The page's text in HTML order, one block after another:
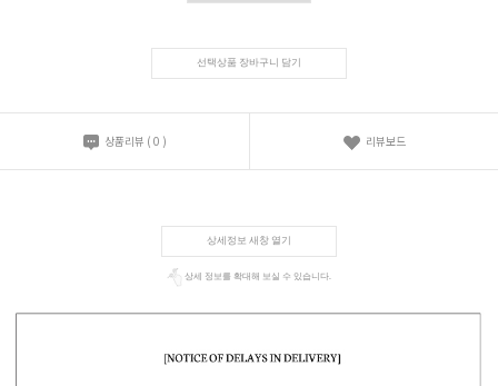
선택상품 장바구니 담기
상품리뷰 ( 0 ) 리뷰보드
상세정보 새창 열기
상세 정보를 확대해 보실 수 있습니다.